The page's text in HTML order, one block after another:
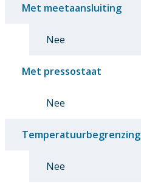
Met meetaansluiting
Nee
Met pressostaat
Nee
Temperatuurbegrenzing
Nee